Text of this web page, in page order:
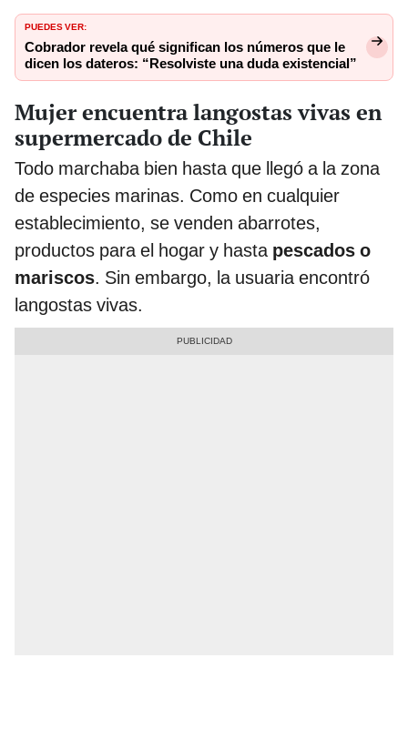
PUEDES VER:
Cobrador revela qué significan los números que le
dicen los dateros: “Resolviste una duda existencial”
Mujer encuentra langostas vivas en
supermercado de Chile
Todo marchaba bien hasta que llegó a la zona
de especies marinas. Como en cualquier
establecimiento, se venden abarrotes,
productos para el hogar y hasta pescados o
mariscos. Sin embargo, la usuaria encontró
langostas vivas.